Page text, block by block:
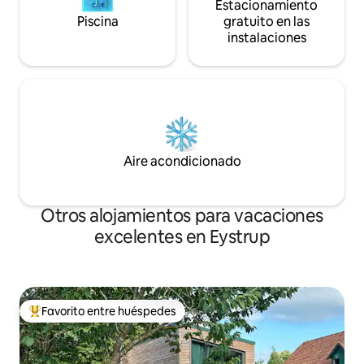
Piscina
Estacionamiento
gratuito en las
instalaciones
Aire acondicionado
Otros alojamientos para vacaciones
excelentes en Eystrup
Favorito entre huéspedes preferido
Favorito entre huéspedes